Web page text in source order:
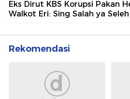
Eks Dirut KBS Korupsi Pakan
Walkot Eri: Sing Salah ya Seleh
Rekomendasi